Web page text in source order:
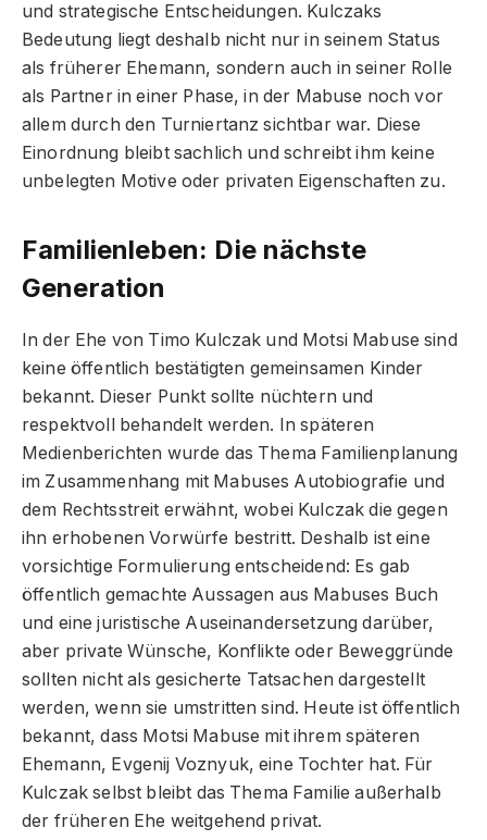
und strategische Entscheidungen. Kulczaks
Bedeutung liegt deshalb nicht nur in seinem Status
als früherer Ehemann, sondern auch in seiner Rolle
als Partner in einer Phase, in der Mabuse noch vor
allem durch den Turniertanz sichtbar war. Diese
Einordnung bleibt sachlich und schreibt ihm keine
unbelegten Motive oder privaten Eigenschaften zu.
Familienleben: Die nächste
Generation
In der Ehe von Timo Kulczak und Motsi Mabuse sind
keine öffentlich bestätigten gemeinsamen Kinder
bekannt. Dieser Punkt sollte nüchtern und
respektvoll behandelt werden. In späteren
Medienberichten wurde das Thema Familienplanung
im Zusammenhang mit Mabuses Autobiografie und
dem Rechtsstreit erwähnt, wobei Kulczak die gegen
ihn erhobenen Vorwürfe bestritt. Deshalb ist eine
vorsichtige Formulierung entscheidend: Es gab
öffentlich gemachte Aussagen aus Mabuses Buch
und eine juristische Auseinandersetzung darüber,
aber private Wünsche, Konflikte oder Beweggründe
sollten nicht als gesicherte Tatsachen dargestellt
werden, wenn sie umstritten sind. Heute ist öffentlich
bekannt, dass Motsi Mabuse mit ihrem späteren
Ehemann, Evgenij Voznyuk, eine Tochter hat. Für
Kulczak selbst bleibt das Thema Familie außerhalb
der früheren Ehe weitgehend privat.